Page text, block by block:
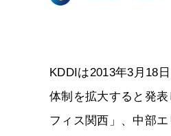
KDDIは2013年3月18
体制を拡大すると発
フィス関西」、中部